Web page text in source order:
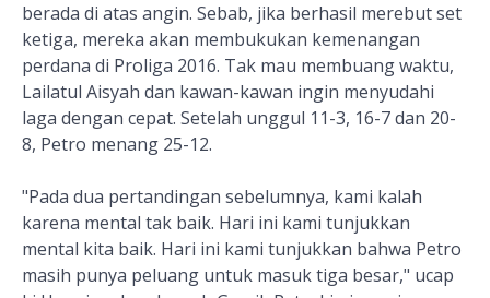
berada di atas angin. Sebab, jika berhasil merebut set
ketiga, mereka akan membukukan kemenangan
perdana di Proliga 2016. Tak mau membuang waktu,
Lailatul Aisyah dan kawan-kawan ingin menyudahi
laga dengan cepat. Setelah unggul 11-3, 16-7 dan 20-
8, Petro menang 25-12.
"Pada dua pertandingan sebelumnya, kami kalah
karena mental tak baik. Hari ini kami tunjukkan
mental kita baik. Hari ini kami tunjukkan bahwa Petro
masih punya peluang untuk masuk tiga besar," ucap